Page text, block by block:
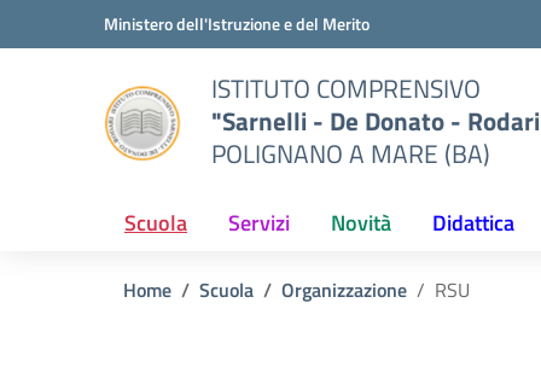
Vai ai contenuti
Vai al menu di navigazioneMinistero dell'Istruzione e del Merito
ISTITUTO COMPRENSIVO
"Sarnelli - De Donato -
POLIGNANO A MARE (BA)
Scuola Servizi Novità Didattica
Home Scuola Organizzazione RSU